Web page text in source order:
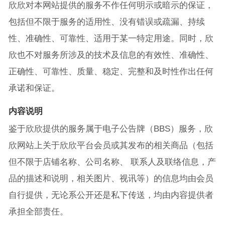
欣欣对本网站提供的服务不作任何明示或暗示的保证，
包括但不限于服务的适用性、没有错误或疏漏、持续
性、准确性、可靠性、适用于某一特定用途。同时，欣
欣也不对服务所涉及的技术及信息的有效性、准确性、
正确性、可靠性、质量、稳定、完整和及时性作出任何
承诺和保证。
内容说明
鉴于欣欣提供的服务属于电子公告牌（BBS）服务，欣
欣网站上关于欣欣平台会员或其发布的相关商品（包括
但不限于店铺名称、公司名称、 联系人及联络信息，产
品的描述和说明，相关图片、视讯等）的信息均由会员
自行提供，无论系公开还是私下传送，均由内容提供者
承担全部责任。